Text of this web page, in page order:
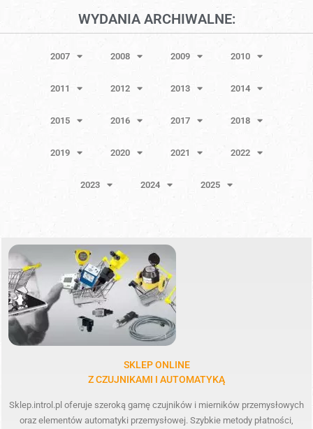
WYDANIA ARCHIWALNE:
2007 2008 2009 2010
2011 2012 2013 2014
2015 2016 2017 2018
2019 2020 2021 2022
2023 2024 2025
SKLEP ONLINE
Z CZUJNIKAMI I AUTOMATYKĄ
Sklep.introl.pl oferuje szeroką gamę czujników i mierników przemysłowych
oraz elementów automatyki przemysłowej. Szybkie metody płatności,